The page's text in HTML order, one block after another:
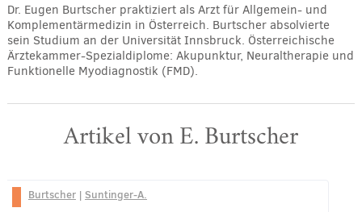
Dr. Eugen Burtscher praktiziert als Arzt für Allgemein- und
Komplementärmedizin in Österreich. Burtscher absolvierte
sein Studium an der Universität Innsbruck. Österreichische
Ärztekammer-Spezialdiplome: Akupunktur, Neuraltherapie und
Funktionelle Myodiagnostik (FMD).
Artikel von E. Burtscher
Burtscher| Suntinger-A.